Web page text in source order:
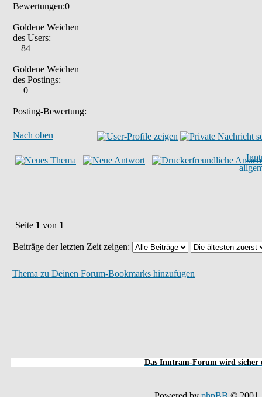
Bewertungen:0
Goldene Weichen
des Users:
84
Goldene Weichen
des Postings:
0
Posting-Bewertung:
Nach oben
Seite 1 von 1
Beiträge der letzten Zeit zeigen:
Thema zu Deinen Forum-Bookmarks hinzufügen
Das Inntram-Forum wird sicher